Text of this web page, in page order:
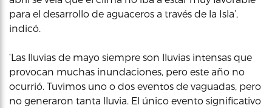
para el desarrollo de aguaceros a través de la Isla’,
indicó.
‘Las lluvias de mayo siempre son lluvias intensas que
provocan muchas inundaciones, pero este año no
ocurrió. Tuvimos uno o dos eventos de vaguadas, pero
no generaron tanta lluvia. El único evento significativo